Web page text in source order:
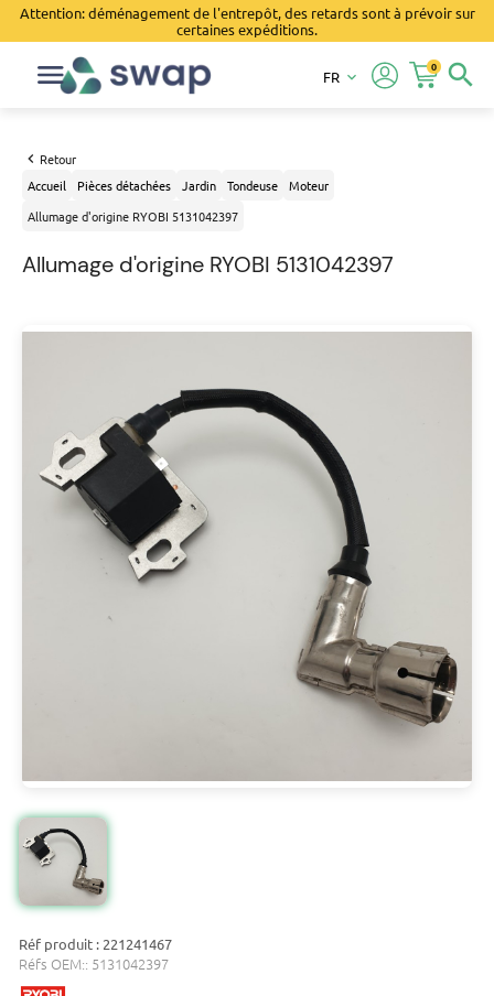
Attention: déménagement de l'entrepôt, des retards sont à prévoir sur
certaines expéditions.
search
0
FR keyboard_arrow_down
Retour
Accueil
Pièces détachées Jardin Tondeuse
Moteur
Allumage d'origine RYOBI 5131042397
Allumage d'origine RYOBI 5131042397
Réf produit : 221241467
Réfs OEM:: 5131042397